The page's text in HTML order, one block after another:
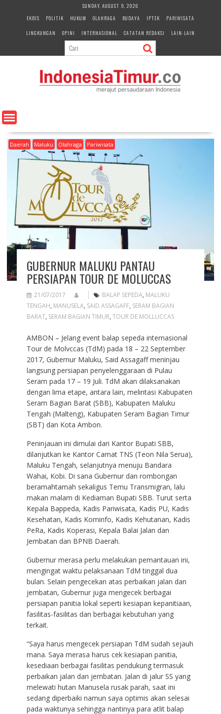
e
n
SUNDAY, AUGUST 9, 2026
EKBIS
POLITIK HUKUM OLAHRAGA BUDAYA IPTEK
PARIWISATA
LINGKUNGAN
OPINI INTERNASIONAL CATATAN REDAKSI LAIN-LAIN
Daerah Maluku Olahraga Pariwisata
GUBERNUR MALUKU PANTAU
PERSIAPAN TOUR DE MOLUCCAS
21/07/2017 BALAP SEPEDA, MALUKU
TENGAH, MANUSELA, SAID ASSAGAFF, SERAM BAGIAN
BARAT, SERAM BAGIAN TIMUR, TOUR DE MOLLUCCAS
AMBON – Jelang event balap sepeda internasional
Tour de Molvccas (TdM) pada 18 – 22 September
2017, Gubernur Maluku, Said Assagaff meninjau
langsung persiapan penyelenggaraan di Pulau
Seram pada 17 – 19 Juli. TdM akan dilaksanakan
dengan lima etape, antara lain, melintasi Kabupaten
Seram Bagian Barat (SBB), Kabupaten Maluku
Tengah (Malteng), Kabupaten Seram Bagian Timur
(SBT) dan Kota Ambon.
Peninjauan ini dimulai dari Kantor Bupati SBB,
dilanjutkan ke Kantor Camat TNS (Teon Nila Serua),
Maluku Tengah, selanjutnya menuju Bandara
Wahai, Kobi. Di sana Gubernur dan rombongan
beramahtamah sekaligus Temu Transmigran, lalu
makan malam di Kediaman Bupati SBB. Turut serta
Kepala Bappeda, Kadis Pariwisata, Kadis PU, Kadis
Kesehatan, Kadis Kominfo, Kadis Kehutanan, Kadis
PeRa, Kadis Koperasi, Kepala Balai Jalan dan
Jembatan dan BPNB Daerah.
Gubernur merasa perlu melakukan pemantauan ini,
mengingat waktu pelaksanaan TdM tinggal dua
bulan. Selain pengecekan atas perbaikan jalan dan
jembatan, Gubernur juga mengecek berbagai
persiapan panitia lokal seperti kesiapan kepanitiaan,
fasilitas-fasilitas dan berbagai kebutuhan yang
terkait.
“Saya harus mengecek persiapan TdM sudah sejauh
mana. Saya merasa harus cek kesiapan panitia,
kesediaan berbagai fasilitas pendukung termasuk
perbaikan jalan dan jembatan. Jalan di jalur SS yang
melewati hutan Manusela rusak parah, saat ini
sedang diperbaiki namun saya optimis akan selesai
pada waktunya sehingga nantinya para atlit balap